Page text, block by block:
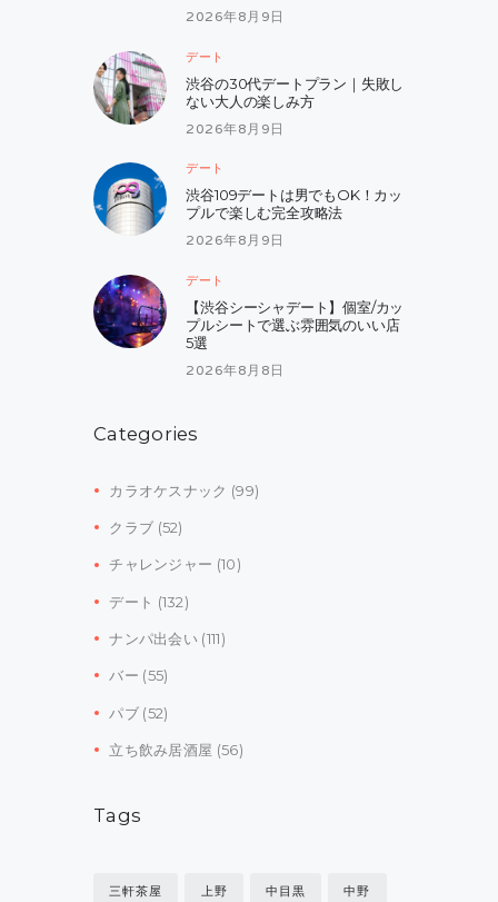
2026年8月9日
デート
渋谷の30代デートプラン｜失敗し
ない大人の楽しみ方
2026年8月9日
デート
渋谷109デートは男でもOK！カッ
プルで楽しむ完全攻略法
2026年8月9日
デート
【渋谷シーシャデート】個室/カッ
プルシートで選ぶ雰囲気のいい店
5選
2026年8月8日
Categories
カラオケスナック (99)
クラブ (52)
チャレンジャー (10)
デート (132)
ナンパ出会い (111)
バー (55)
パブ(52)
立ち飲み居酒屋 (56)
Tags
三軒茶屋 上野 中目黒 中野